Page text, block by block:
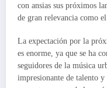
con ansias sus próximos
de gran relevancia como
La expectación por la
es enorme, ya que se ha
seguidores de la música
impresionante de talento